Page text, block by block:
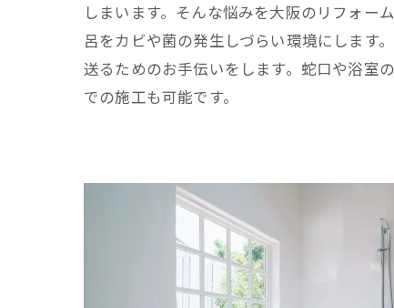
しまいます。そんな悩みを大阪のリフォー
呂をカビや菌の発生しづらい環境にします
送るためのお手伝いをします。蛇口や浴室
での施工も可能です。